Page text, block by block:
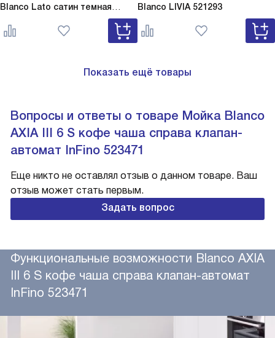
Blanco Lato сатин темная
Lato сатин темная сталь
527743
Blanco LIVIA 521293
Показать ещё товары
Вопросы и ответы о товаре Мойка Blanco
AXIA III 6 S кофе чаша справа клапан-
автомат InFino 523471
Еще никто не оставлял отзыв о данном товаре. Ваш
отзыв может стать первым.
Задать вопрос
Функциональные возможности Blanco AXIA
III 6 S кофе чаша справа клапан-автомат
InFino 523471